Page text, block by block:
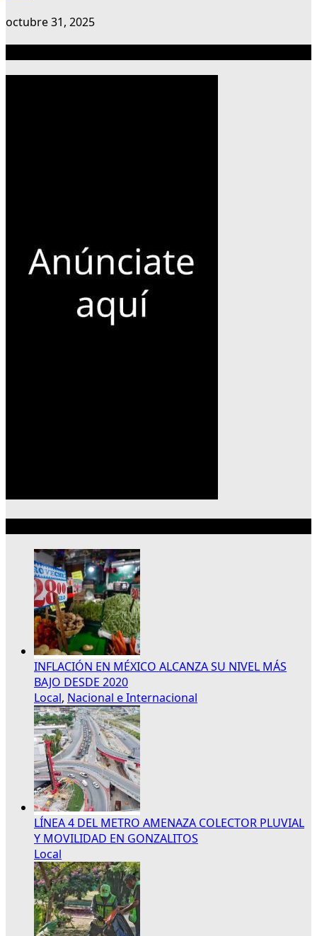
octubre 31, 2025
INFLACIÓN EN MÉXICO ALCANZA SU NIVEL MÁS
BAJO DESDE 2020
Local, Nacional e Internacional
LÍNEA 4 DEL METRO AMENAZA COLECTOR PLUVIAL
Y MOVILIDAD EN GONZALITOS
Local